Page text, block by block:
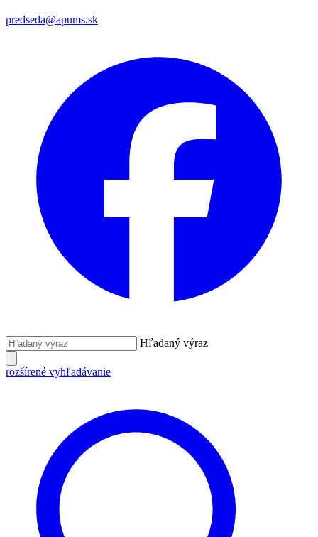
predseda@apums.sk
Hľadaný výraz
rozšírené vyhľadávanie